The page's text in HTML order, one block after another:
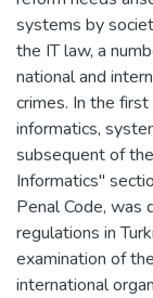
systems by
the IT law, a
national and
crimes. In the
informatics,
subsequent of
Informatics"
Penal Code, was
regulations in
examination of
international